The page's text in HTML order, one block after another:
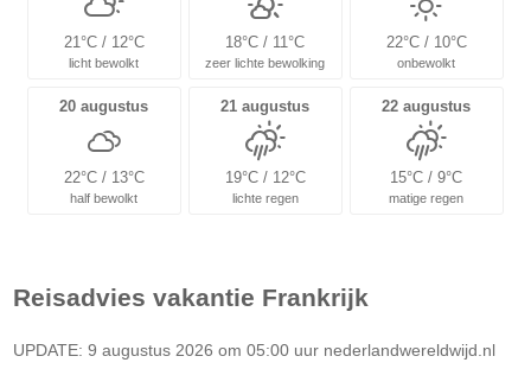
21°C / 12°C
licht bewolkt
18°C / 11°C
zeer lichte bewolking
22°C / 10°C
onbewolkt
20 augustus
22°C / 13°C
half bewolkt
21 augustus
19°C / 12°C
lichte regen
22 augustus
15°C / 9°C
matige regen
Reisadvies vakantie Frankrijk
UPDATE: 9 augustus 2026 om 05:00 uur nederlandwereldwijd.nl